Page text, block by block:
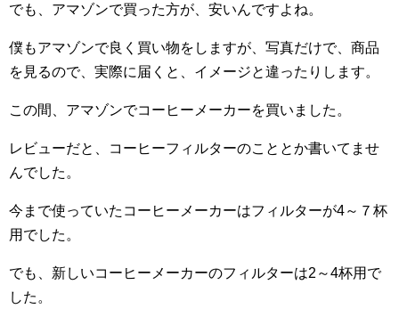
でも、アマゾンで買った方が、安いんですよね。
僕もアマゾンで良く買い物をしますが、写真だけで、商品
を見るので、実際に届くと、イメージと違ったりします。
この間、アマゾンでコーヒーメーカーを買いました。
レビューだと、コーヒーフィルターのこととか書いてませ
んでした。
今まで使っていたコーヒーメーカーはフィルターが4～７杯
用でした。
でも、新しいコーヒーメーカーのフィルターは2～4杯用で
した。